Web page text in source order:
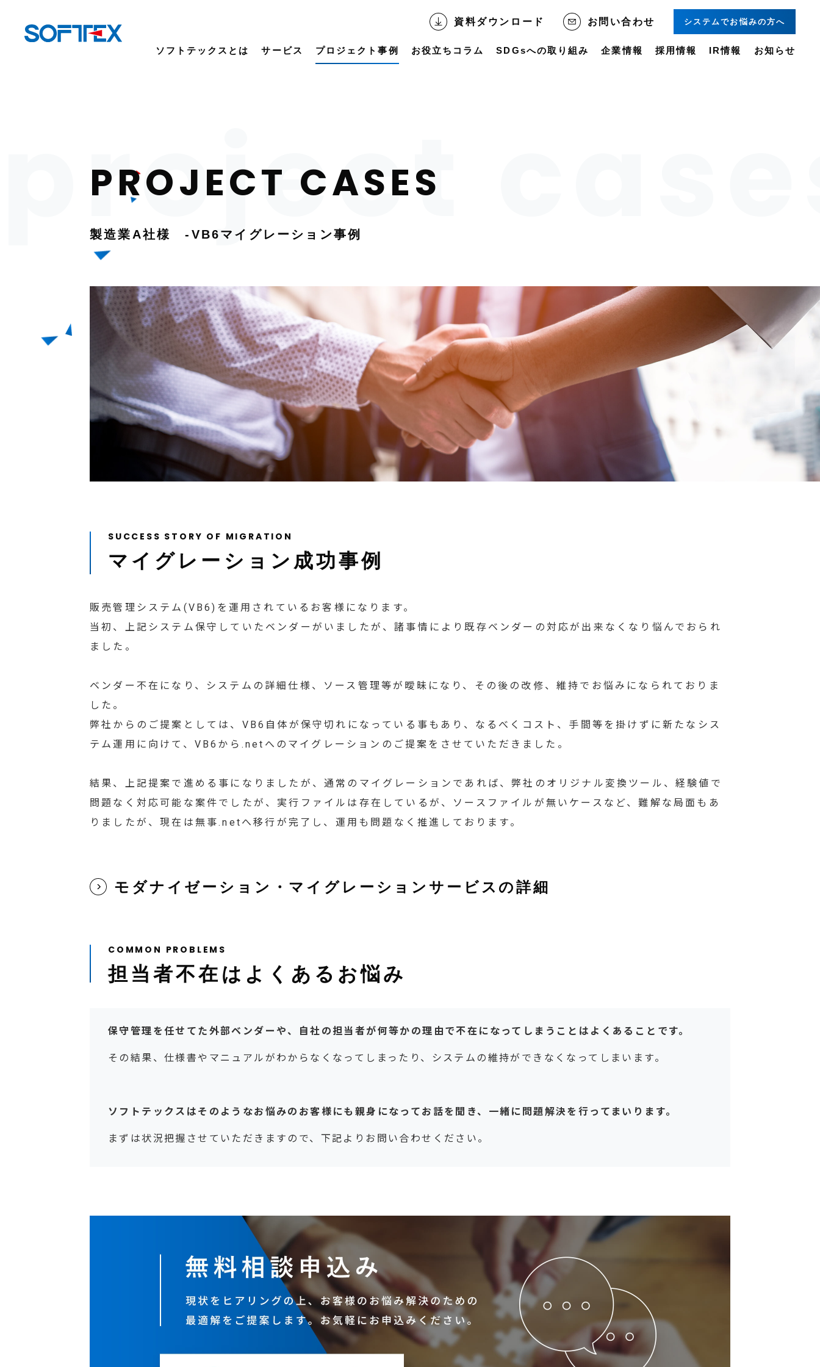
資料ダウンロード お問い合わせ システムでお悩みの方へ
ソフトテックスとは サービス プロジェクト事例 お役立ちコラム SDGsへの取り組み 企業情報 採用情報 IR情報 お知らせ
製造業A社様 -VB6マイグレーション事例
マイグレーション成功事例
販売管理システム(VB6)を運用されているお客様になります。
当初、上記システム保守していたベンダーがいましたが、諸事情により既存ベンダーの対応が出来なくなり悩んでおられ
ました。
ベンダー不在になり、システムの詳細仕様、ソース管理等が曖昧になり、その後の改修、維持でお悩みになられておりま
した。
弊社からのご提案としては、VB6自体が保守切れになっている事もあり、なるべくコスト、手間等を掛けずに新たなシス
テム運用に向けて、VB6から.netへのマイグレーションのご提案をさせていただきました。
結果、上記提案で進める事になりましたが、通常のマイグレーションであれば、弊社のオリジナル変換ツール、経験値で
問題なく対応可能な案件でしたが、実行ファイルは存在しているが、ソースファイルが無いケースなど、難解な局面もあ
りましたが、現在は無事.netへ移行が完了し、運用も問題なく推進しております。
モダナイゼーション・マイグレーションサービスの詳細
担当者不在はよくあるお悩み
保守管理を任せてた外部ベンダーや、自社の担当者が何等かの理由で不在になってしまうことはよくあることです。
その結果、仕様書やマニュアルがわからなくなってしまったり、システムの維持ができなくなってしまいます。
ソフトテックスはそのようなお悩みのお客様にも親身になってお話を聞き、一緒に問題解決を行ってまいります。
まずは状況把握させていただきますので、下記よりお問い合わせください。